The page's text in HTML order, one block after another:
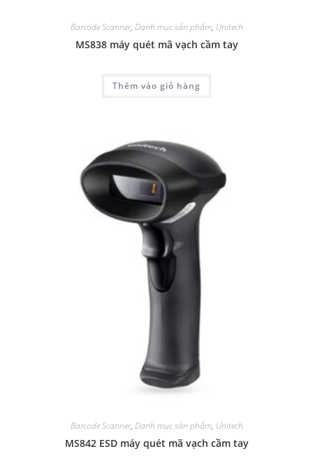
Barcode Scanner, Danh mục sản phẩm, Unitech
MS838 máy quét mã vạch cầm tay
Thêm vào giỏ hàng
Barcode Scanner, Danh mục sản phẩm, Unitech
MS842 ESD máy quét mã vạch cầm tay